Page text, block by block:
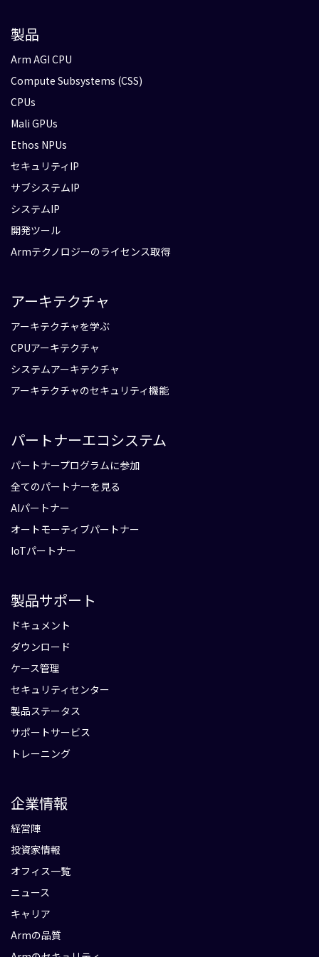
製品
Arm AGI CPU
Compute Subsystems (CSS)
CPUs
Mali GPUs
Ethos NPUs
セキュリティIP
サブシステムIP
システムIP
開発ツール
Armテクノロジーのライセンス取得
アーキテクチャ
アーキテクチャを学ぶ
CPUアーキテクチャ
システムアーキテクチャ
アーキテクチャのセキュリティ機能
パートナーエコシステム
パートナープログラムに参加
全てのパートナーを見る
AIパートナー
オートモーティブパートナー
IoTパートナー
製品サポート
ドキュメント
ダウンロード
ケース管理
セキュリティセンター
製品ステータス
サポートサービス
トレーニング
企業情報
経営陣
投資家情報
オフィス一覧
ニュース
キャリア
Armの品質